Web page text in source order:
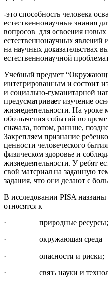
-это способность человека
естественнонаучные знания
вопросов, для освоения
естественнонаучных
на научных доказательствах
естественнонаучной
Учебный предмет
интегрированным и состоит
и социально-гуманитарной
предусматривает изучение
жизнедеятельности. На уроке
обозначения событий во
сначала, потом, раньше,
Закрепляем признание
ценности человеческого
физическом здоровье и
жизнедеятельности. У ребят
свой материал на заданную
задания, что они делают с
В исследовании PISA названы
относятся к
· природные ресурсы;
· окружающая среда
· опасности и риски;
· связь науки и